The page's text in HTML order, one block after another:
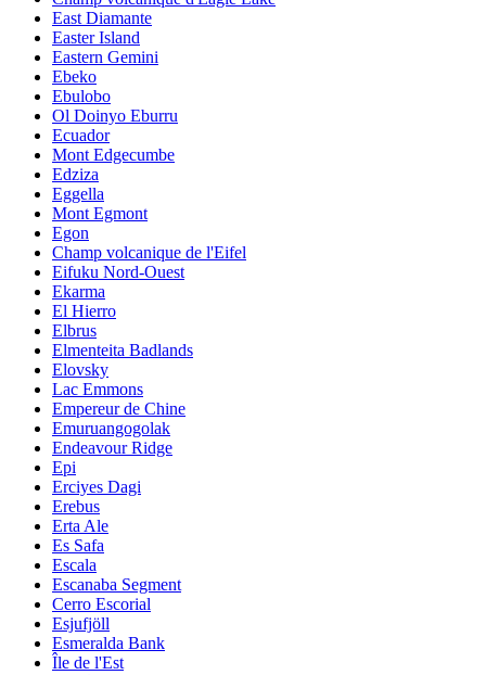
East Diamante
Easter Island
Eastern Gemini
Ebeko
Ebulobo
Ol Doinyo Eburru
Ecuador
Mont Edgecumbe
Edziza
Eggella
Mont Egmont
Egon
Champ volcanique de l'Eifel
Eifuku Nord-Ouest
Ekarma
El Hierro
Elbrus
Elmenteita Badlands
Elovsky
Lac Emmons
Empereur de Chine
Emuruangogolak
Endeavour Ridge
Epi
Erciyes Dagi
Erebus
Erta Ale
Es Safa
Escala
Escanaba Segment
Cerro Escorial
Esjufjöll
Esmeralda Bank
Île de l'Est